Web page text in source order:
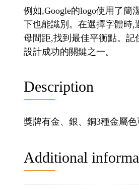
例如,Google的logo使用了簡
下也能識別。在選擇字體時
母間距,找到最佳平衡點。
設計成功的關鍵之一。
Description
獎牌有金、銀、銅3種金屬色
Additional